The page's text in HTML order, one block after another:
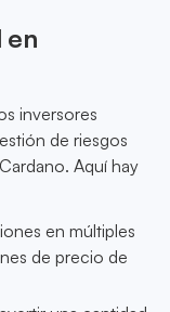
en
inversores
de riesgos
Aquí hay
en múltiples
de precio de